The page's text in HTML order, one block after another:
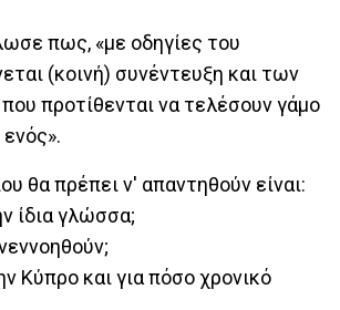
πως, «με οδηγίες του
(κοινή) συνέντευξη και των
προτίθενται να τελέσουν γάμο
θα πρέπει ν' απαντηθούν είναι:
ίδια γλώσσα;
Κύπρο και για πόσο χρονικό